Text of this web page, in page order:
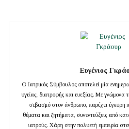
Ευγένιος
Ο Ιατρικός Σύμβουλος αποτελεί μία
υγείας, διατροφής και ευεξίας. Με γνώμονα
σεβασμό στον άνθρωπο, παρέχει έγκυρη
θέματα και ζητήματα, συνεντεύξεις από
ιατρούς. Χάρη στην πολυετή εμπειρία